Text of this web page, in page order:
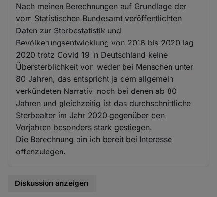
Nach meinen Berechnungen auf Grundlage der
vom Statistischen Bundesamt veröffentlichten
Daten zur Sterbestatistik und
Bevölkerungsentwicklung von 2016 bis 2020 lag
2020 trotz Covid 19 in Deutschland keine
Übersterblichkeit vor, weder bei Menschen unter
80 Jahren, das entspricht ja dem allgemein
verkündeten Narrativ, noch bei denen ab 80
Jahren und gleichzeitig ist das durchschnittliche
Sterbealter im Jahr 2020 gegenüber den
Vorjahren besonders stark gestiegen.
Die Berechnung bin ich bereit bei Interesse
offenzulegen.
Diskussion anzeigen